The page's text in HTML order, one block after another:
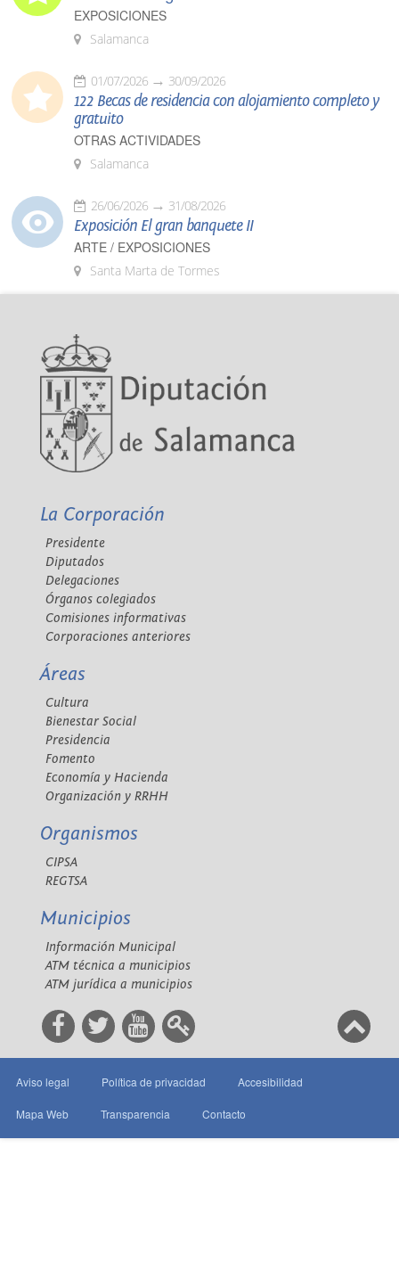
EXPOSICIONES
Salamanca
01/07/2026 30/09/2026
122 Becas de residencia con alojamiento completo y
gratuito
OTRAS ACTIVIDADES
Salamanca
26/06/2026 31/08/2026
Exposición El gran banquete II
ARTE / EXPOSICIONES
Santa Marta de Tormes
La Corporación
Presidente
Diputados
Delegaciones
Órganos colegiados
Comisiones informativas
Corporaciones anteriores
Áreas
Cultura
Bienestar Social
Presidencia
Fomento
Economía y Hacienda
Organización y RRHH
Organismos
CIPSA
REGTSA
Municipios
Información Municipal
ATM técnica a municipios
ATM jurídica a municipios
Aviso legal Política de privacidad Accesibilidad
Mapa Web Transparencia Contacto